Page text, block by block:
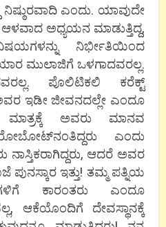
ನಿಷ್ಠುರವಾದಿ ಎಂದು. ಯಾವುದೇ
ಅಧ್ಯಯನ ಮಾಡುತ್ತಿದ್ದ,
ನಿರ್ಭೀತಿಯಿಂದ
ಯಾರ ಮುಲಾಜಿಗೆ ಒಳಗಾದವರಲ್ಲ.
ಪೊಲಿಟಿಕಲಿ ಕರೆಕ್ಟ್
ಇಡೀ ಜೀವನದಲ್ಲೇ ಎಂದೂ
ಅವರು ಮಾನವ
ಎಂದು
ನಾಸ್ತಿಕರಾಗಿದ್ದರು, ಆದರೆ ಅವರ
ಇತ್ತು! ತಮ್ಮ ಪತ್ನಿಯ
ಕಾರಂತರು ಎಂದೂ
ಆಕೆಯೊಂದಿಗೆ ದೇವಸ್ಥಾನಕ್ಕೆ